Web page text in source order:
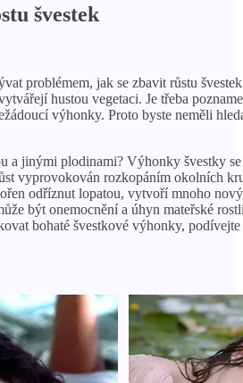
švestek
problémem, jak se zbavit růstu
hustou vegetaci. Je třeba
výhonky. Proto byste neměli
a jinými plodinami? Výhonky švestky
vyprovokován rozkopáním okolních
odříznut lopatou, vytvoří mnoho
být onemocnění a úhyn mateřské
bohaté švestkové výhonky,